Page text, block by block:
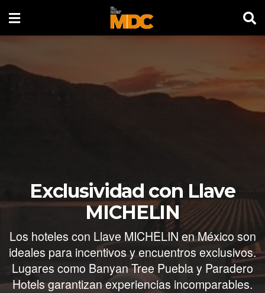
Exclusividad con Llave
MICHELIN
Los hoteles con Llave MICHELIN en México son
ideales para incentivos y encuentros exclusivos.
Lugares como Banyan Tree Puebla y Paradero
Hotels garantizan experiencias incomparables.